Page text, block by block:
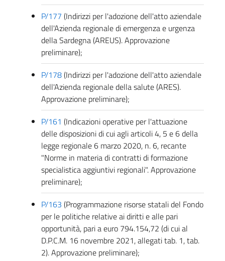
P/177 (Indirizzi per l'adozione dell'atto aziendale
dell'Azienda regionale di emergenza e urgenza
della Sardegna (AREUS). Approvazione
preliminare);
P/178(Indirizzi per l'adozione dell'atto aziendale
dell'Azienda regionale della salute (ARES).
Approvazione preliminare);
P/161 (Indicazioni operative per l'attuazione
delle disposizioni di cui agli articoli 4, 5 e 6 della
legge regionale 6 marzo 2020, n. 6, recante
"Norme in materia di contratti di formazione
specialistica aggiuntivi regionali". Approvazione
preliminare);
P/163 (Programmazione risorse statali del Fondo
per le politiche relative ai diritti e alle pari
opportunità, pari a euro 794.154,72 (di cui al
D.P.C.M. 16 novembre 2021, allegati tab. 1, tab.
2). Approvazione preliminare);